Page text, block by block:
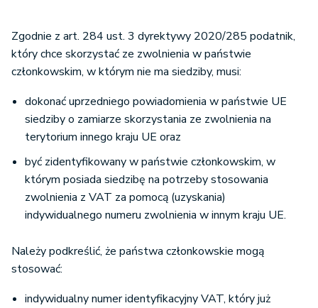
Zgodnie z art. 284 ust. 3 dyrektywy 2020/285 podatnik,
który chce skorzystać ze zwolnienia w państwie
członkowskim, w którym nie ma siedziby, musi:
dokonać uprzedniego powiadomienia w państwie UE
siedziby o zamiarze skorzystania ze zwolnienia na
terytorium innego kraju UE oraz
być zidentyfikowany w państwie członkowskim, w
którym posiada siedzibę na potrzeby stosowania
zwolnienia z VAT za pomocą (uzyskania)
indywidualnego numeru zwolnienia w innym kraju UE.
Należy podkreślić, że państwa członkowskie mogą
stosować:
indywidualny numer identyfikacyjny VAT, który już